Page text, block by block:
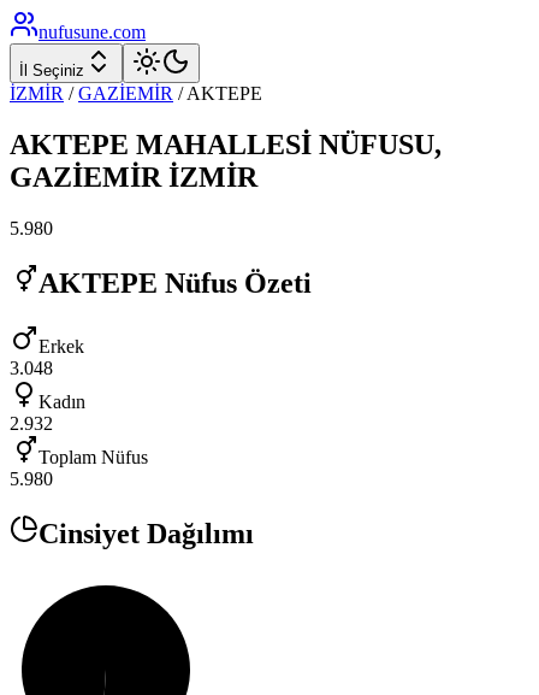
nufusune.com
İl Seçiniz
İZMİR / GAZİEMİR /AKTEPE
AKTEPE MAHALLESİ NÜFUSU,
GAZİEMİR İZMİR
5.980
AKTEPE Nüfus Özeti
Erkek
3.048
Kadın
2.932
Toplam Nüfus
5.980
Cinsiyet Dağılımı